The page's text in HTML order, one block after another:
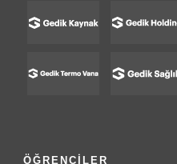
ÖĞRENCİLER